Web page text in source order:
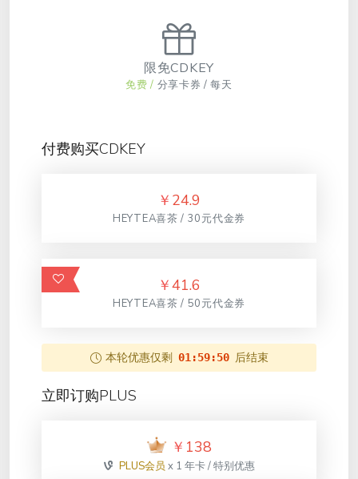
限免CDKEY
免费 / 分享卡券 / 每天
付费购买CDKEY
￥ 24.9
HEYTEA喜茶 / 30元代金券
￥41.6
HEYTEA喜茶 / 50元代金券
本轮优惠仅剩 01:59:50 后结束
立即订购PLUS
￥ 138
PLUS会员x 1 年卡 / 特别优惠